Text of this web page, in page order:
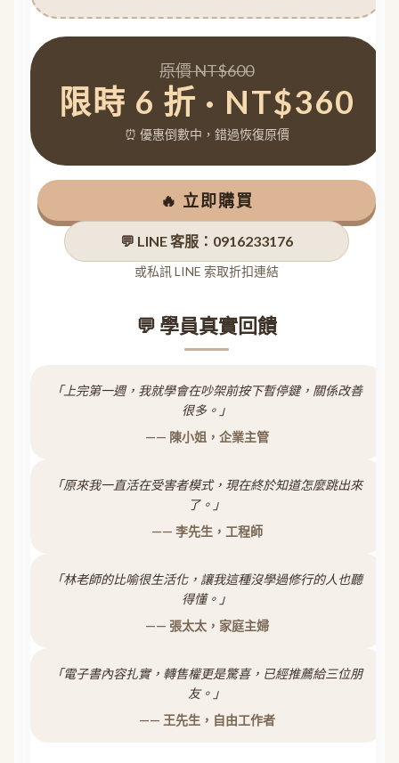
原價 NT$600
限時 6 折 · NT$360
⏰ 優惠倒數中，錯過恢復原價
🔥 立即購買
💬 LINE 客服：0916233176
或私訊 LINE 索取折扣連結
💬 學員真實回饋
「上完第一週，我就學會在吵架前按下暫停鍵，關係改善
很多。」
—— 陳小姐，企業主管
「原來我一直活在受害者模式，現在終於知道怎麼跳出來
了。」
—— 李先生，工程師
「林老師的比喻很生活化，讓我這種沒學過修行的人也聽
得懂。」
—— 張太太，家庭主婦
「電子書內容扎實，轉售權更是驚喜，已經推薦給三位朋
友。」
—— 王先生，自由工作者